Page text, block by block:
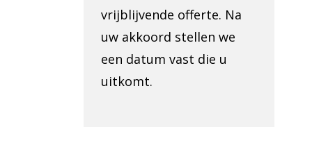
vrijblijvende offerte. Na
uw akkoord stellen we
een datum vast die u
uitkomt.